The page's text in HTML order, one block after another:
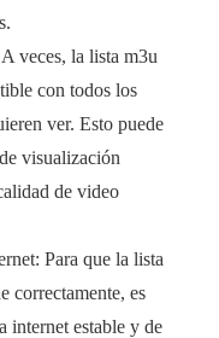
veces, la lista m3u
con todos los
ver. Esto puede
visualización
de video
Para que la lista
correctamente, es
internet estable y de